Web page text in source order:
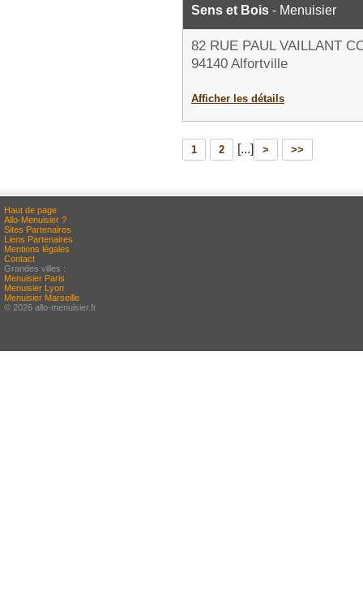
Sens et Bois - Menuisier
82 RUE PAUL VAILLANT
94140 Alfortville
Afficher les détails
1 2 [...] > >>
Haut de page
Allo-Menuisier ?
Sites Partenaires
Liens Partenaires
Mentions légales
Contact
Grandes villes :
Menuisier Paris
Menuisier Lyon
Menuisier Marseille
© 2026 allo-menuisier.fr